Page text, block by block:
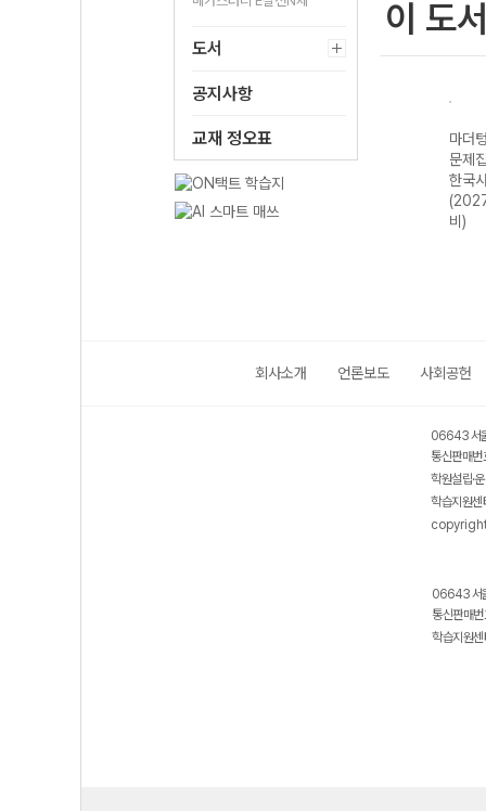
도서
공지사항
교재 정오표
이 도
마더텅 수능기출
문제집 윤리와 사
상 (2027 수능
대비)
문제집 지구과학II
마더
문제
한국
비)
회사소개 언론보도 사회공헌
06643 서
통신판매
학원설립·
학습지원
06643 서
통신판매
학습지원